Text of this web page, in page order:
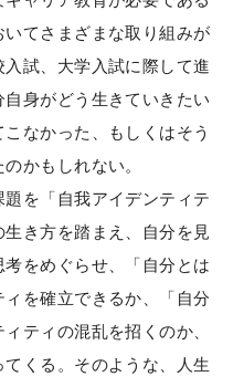
てさまざまな取り組みが
試、大学入試に際して進
身がどう生きていきたい
なかった、もしくはそう
かもしれない。
を「自我アイデンティテ
き方を踏まえ、自分を見
をめぐらせ、「自分とは
を確立できるか、「自分
ティの混乱を招くのか、
くる。そのような、人生